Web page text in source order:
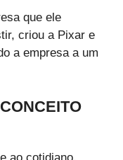
que ele
criou a Pixar e
a empresa a um
ao cotidiano,